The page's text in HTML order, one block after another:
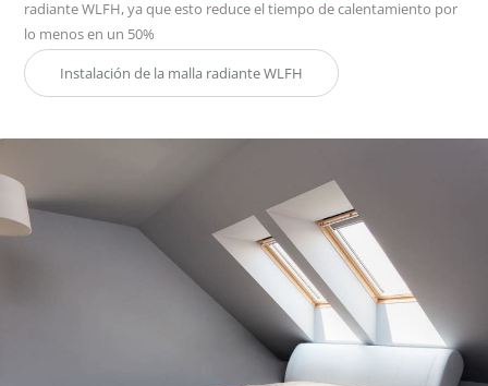
radiante WLFH, ya que esto reduce el tiempo de calentamiento por
lo menos en un 50%
Instalación de la malla radiante WLFH